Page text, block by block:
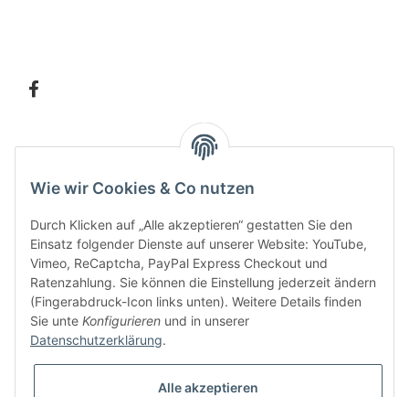
Bitte senden Sie mir entsprechend IhrerDatenschutzerklärungregelmäßig und
jederzeit widerruflich Informationen zu Ihrem Produktsortiment per E-Mail zu.
Wie wir Cookies & Co nutzen
Durch Klicken auf „Alle akzeptieren“ gestatten Sie den
Einsatz folgender Dienste auf unserer Website: YouTube,
Vimeo, ReCaptcha, PayPal Express Checkout und
Ratenzahlung. Sie können die Einstellung jederzeit ändern
(Fingerabdruck-Icon links unten). Weitere Details finden
Sie unte Konfigurieren und in unserer
Datenschutzerklärung.
Alle akzeptieren